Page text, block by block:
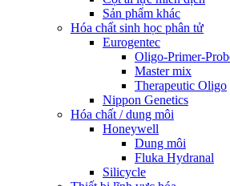
Sản phẩm khác
Hóa chất sinh học phân tử
Eurogentec
Oligo-Primer-
Master mix
Therapeutic Oligo
Nippon Genetics
Hóa chất / dung môi
Honeywell
Dung môi
Fluka Hydranal
Silicycle